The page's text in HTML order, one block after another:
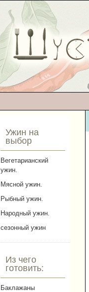
Ужин на
выбор
Вегетарианский
ужин.
Мясной ужин.
Рыбный ужин.
Народный ужин.
сезонный ужин
Из чего
готовить:
Баклажаны